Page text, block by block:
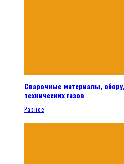
Сварочные материалы,
технических газов
Разное